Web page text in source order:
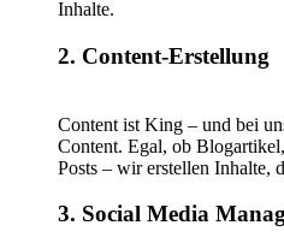
Inhalte.
2. Content-Erstellung
Content ist King – und bei
Content. Egal, ob
Posts – wir erstellen Inhalte,
3. Social Media